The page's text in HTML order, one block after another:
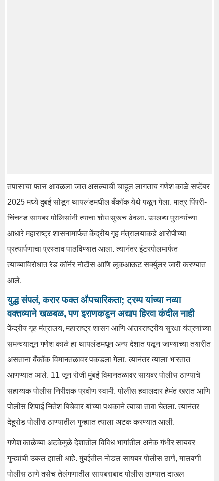
तपासाचा फास आवळला जात असल्याची चाहूल लागताच गणेश काळे सप्टेंबर
2025 मध्ये दुबई सोडून थायलंडमधील बँकॉक येथे पळून गेला. मात्र पिंपरी-
चिंचवड सायबर पोलिसांनी त्याचा शोध सुरूच ठेवला. उपलब्ध पुराव्यांच्या
आधारे महाराष्ट्र शासनामार्फत केंद्रीय गृह मंत्रालयाकडे आरोपीच्या
प्रत्यार्पणाचा प्रस्ताव पाठविण्यात आला. त्यानंतर इंटरपोलमार्फत
त्याच्याविरोधात रेड कॉर्नर नोटीस आणि लूकआऊट सर्क्युलर जारी करण्यात
आले.
युद्ध संपलं, करार फक्त औपचारिकता; ट्रम्प यांच्या नव्या
वक्तव्याने खळबळ, पण इराणकडून अद्याप हिरवा कंदील नाही
केंद्रीय गृह मंत्रालय, महाराष्ट्र शासन आणि आंतरराष्ट्रीय सुरक्षा यंत्रणांच्या
समन्वयातून गणेश काळे हा थायलंडमधून अन्य देशात पळून जाण्याच्या तयारीत
असताना बँकॉक विमानतळावर पकडला गेला. त्यानंतर त्याला भारतात
आणण्यात आले. 11 जून रोजी मुंबई विमानतळावर सायबर पोलीस ठाण्याचे
सहाय्यक पोलीस निरीक्षक प्रवीण स्वामी, पोलीस हवालदार हेमंत खरात आणि
पोलीस शिपाई नितेश बिचेवार यांच्या पथकाने त्याचा ताबा घेतला. त्यानंतर
देहूरोड पोलीस ठाण्यातील गुन्ह्यात त्याला अटक करण्यात आली.
गणेश काळेच्या अटकेमुळे देशातील विविध भागांतील अनेक गंभीर सायबर
गुन्ह्यांची उकल झाली आहे. मुंबईतील नोडल सायबर पोलीस ठाणे, मालवणी
पोलीस ठाणे तसेच तेलंगणातील सायबराबाद पोलीस ठाण्यात दाखल